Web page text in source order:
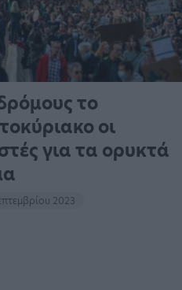
το
οι
για τα ορυκτά
2023